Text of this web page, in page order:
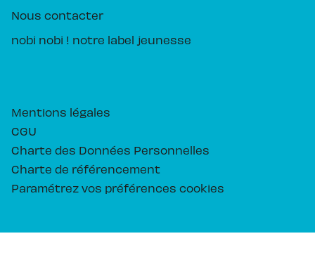
Nous contacter
nobi nobi ! notre label jeunesse
Mentions légales
CGU
Charte des Données Personnelles
Charte de référencement
Paramétrez vos préférences cookies